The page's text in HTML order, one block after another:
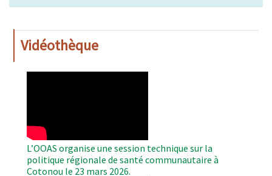
Vidéothèque
L’OOAS organise une session technique sur la
politique régionale de santé communautaire à
Cotonou le 23 mars 2026.